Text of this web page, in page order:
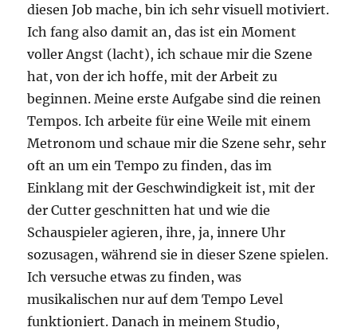
diesen Job mache, bin ich sehr visuell motiviert.
Ich fang also damit an, das ist ein Moment
voller Angst (lacht), ich schaue mir die Szene
hat, von der ich hoffe, mit der Arbeit zu
beginnen. Meine erste Aufgabe sind die reinen
Tempos. Ich arbeite für eine Weile mit einem
Metronom und schaue mir die Szene sehr, sehr
oft an um ein Tempo zu finden, das im
Einklang mit der Geschwindigkeit ist, mit der
der Cutter geschnitten hat und wie die
Schauspieler agieren, ihre, ja, innere Uhr
sozusagen, während sie in dieser Szene spielen.
Ich versuche etwas zu finden, was
musikalischen nur auf dem Tempo Level
funktioniert. Danach in meinem Studio,